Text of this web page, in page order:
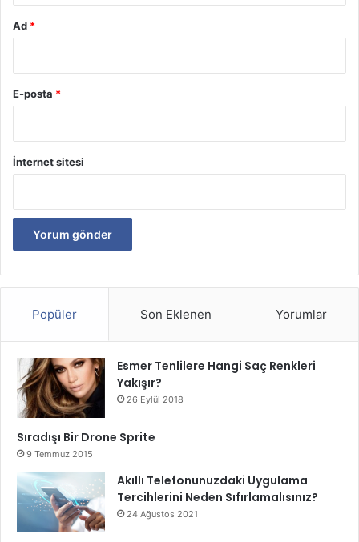
Ad *
E-posta *
İnternet sitesi
Popüler Son Eklenen Yorumlar
Esmer Tenlilere Hangi Saç Renkleri
Yakışır?
26 Eylül 2018
Sıradışı Bir Drone Sprite
9 Temmuz 2015
Akıllı Telefonunuzdaki Uygulama
Tercihlerini Neden Sıfırlamalısınız?
24 Ağustos 2021